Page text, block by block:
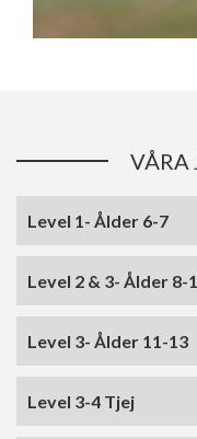
VÅRA
Level 1- Ålder 6-7
Level 2 & 3- Ålder 8-
Level 3- Ålder 11-13
Level 3-4 Tjej